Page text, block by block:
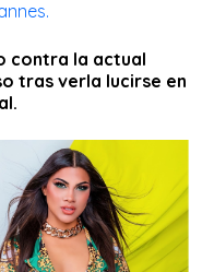
contra la actual
tras verla lucirse en